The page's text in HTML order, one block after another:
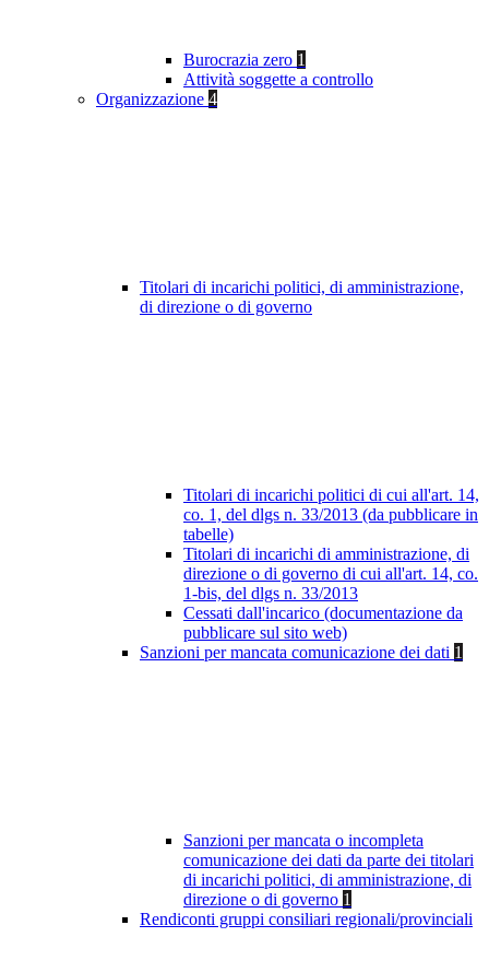
Burocrazia zero 1
Attività soggette a controllo
Organizzazione 4
Titolari di incarichi politici, di amministrazione,
di direzione o di governo
Titolari di incarichi politici di cui all'art. 14,
co. 1, del dlgs n. 33/2013 (da pubblicare in
tabelle)
Titolari di incarichi di amministrazione, di
direzione o di governo di cui all'art. 14, co.
1-bis, del dlgs n. 33/2013
Cessati dall'incarico (documentazione da
pubblicare sul sito web)
Sanzioni per mancata comunicazione dei dati 1
Sanzioni per mancata o incompleta
comunicazione dei dati da parte dei titolari
di incarichi politici, di amministrazione, di
direzione o di governo 1
Rendiconti gruppi consiliari regionali/provinciali